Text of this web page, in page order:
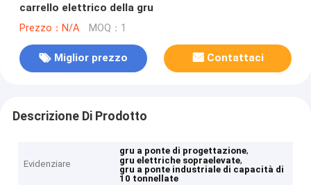
carrello elettrico della gru
Prezzo：N/A MOQ：1
Miglior prezzo Contattaci
Descrizione Di Prodotto
Evidenziare
gru a ponte di progettazione,
gru elettriche sopraelevate,
gru a ponte industriale di capacità di
10 tonnellate